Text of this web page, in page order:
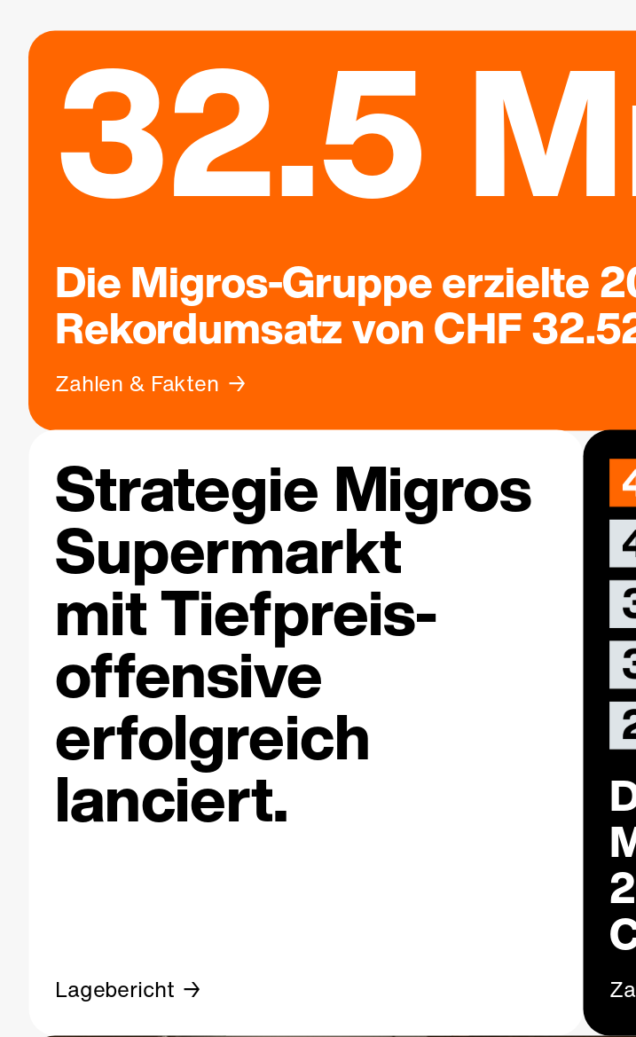
32.5
Die Migros-Gruppe erzielte
Rekordumsatz von CHF
Zahlen & Fakten
Strategie Migros
Supermarkt
mit Tiefpreis-
offensive
erfolgreich
lanciert.
Lagebericht